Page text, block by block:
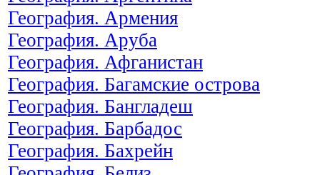
География. Армения
География. Аруба
География. Афганистан
География. Багамские острова
География. Бангладеш
География. Барбадос
География. Бахрейн